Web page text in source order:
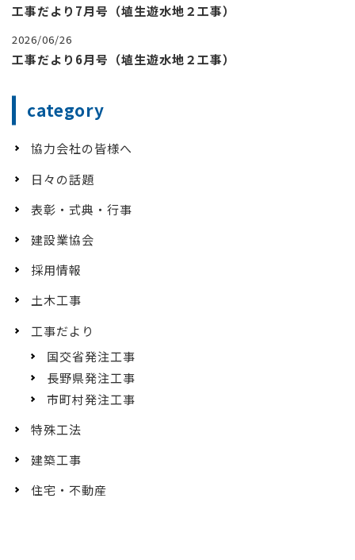
工事だより7月号（埴生遊水地２工事）
2026/06/26
工事だより6月号（埴生遊水地２工事）
category
協力会社の皆様へ
日々の話題
表彰・式典・行事
建設業協会
採用情報
土木工事
工事だより
国交省発注工事
長野県発注工事
市町村発注工事
特殊工法
建築工事
住宅・不動産